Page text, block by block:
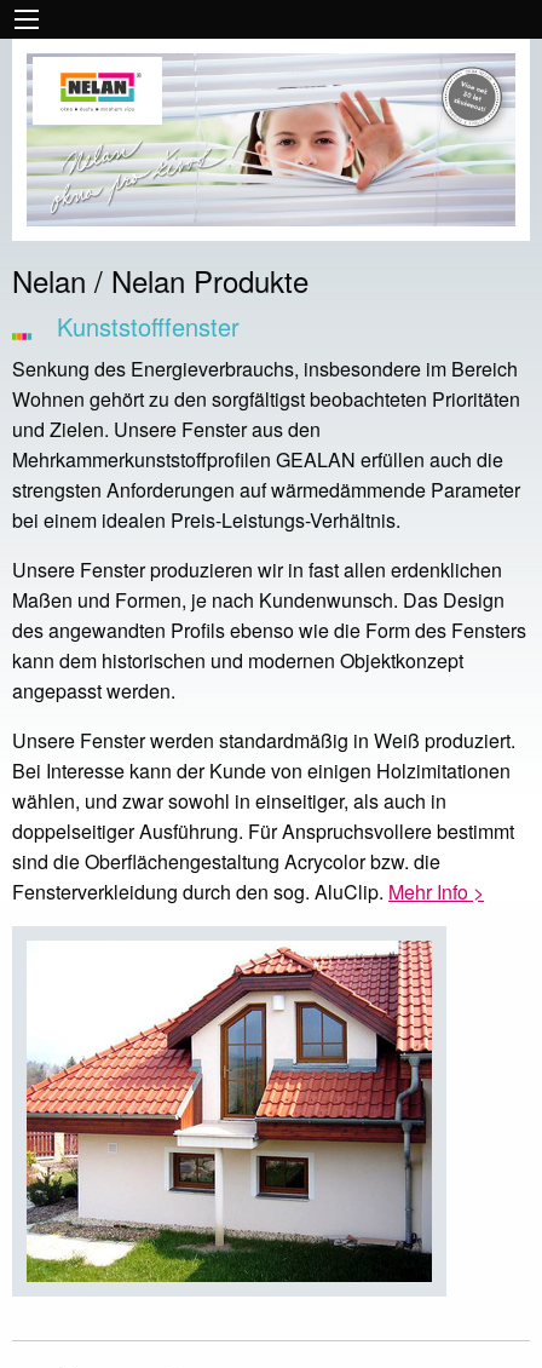
Nelan / Nelan Produkte
Kunststofffenster
Senkung des Energieverbrauchs, insbesondere im Bereich
Wohnen gehört zu den sorgfältigst beobachteten Prioritäten
und Zielen. Unsere Fenster aus den
Mehrkammerkunststoffprofilen GEALAN erfüllen auch die
strengsten Anforderungen auf wärmedämmende Parameter
bei einem idealen Preis-Leistungs-Verhältnis.
Unsere Fenster produzieren wir in fast allen erdenklichen
Maßen und Formen, je nach Kundenwunsch. Das Design
des angewandten Profils ebenso wie die Form des Fensters
kann dem historischen und modernen Objektkonzept
angepasst werden.
Unsere Fenster werden standardmäßig in Weiß produziert.
Bei Interesse kann der Kunde von einigen Holzimitationen
wählen, und zwar sowohl in einseitiger, als auch in
doppelseitiger Ausführung. Für Anspruchsvollere bestimmt
sind die Oberflächengestaltung Acrycolor bzw. die
Fensterverkleidung durch den sog. AluClip. Mehr Info >